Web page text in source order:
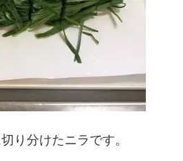
り分けたニラです。